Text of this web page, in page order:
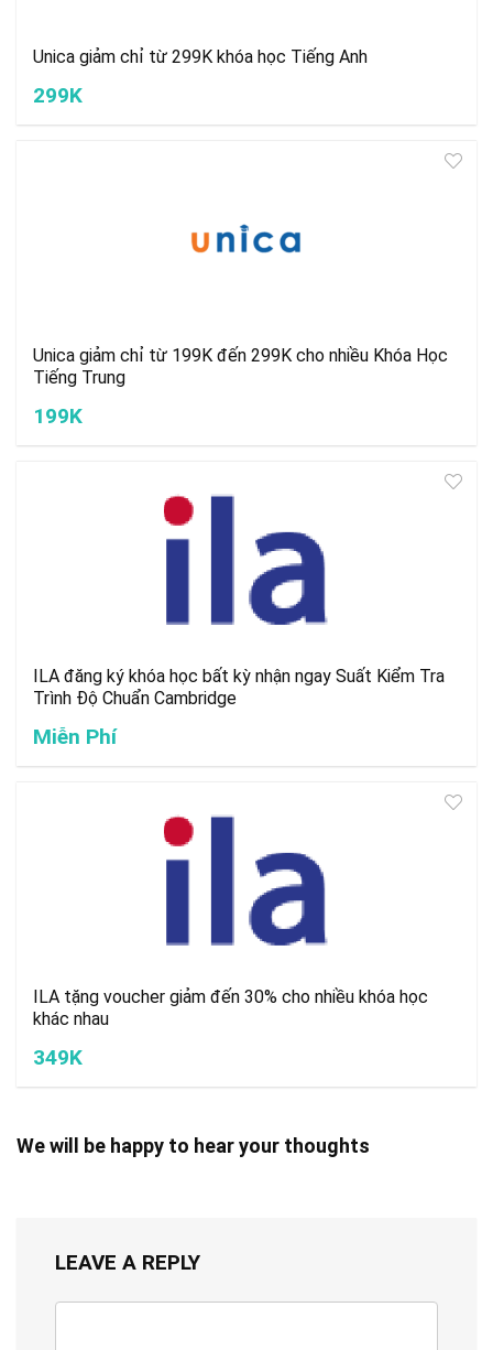
Unica giảm chỉ từ 299K khóa học Tiếng Anh
299K
Unica giảm chỉ từ 199K đến 299K cho nhiều Khóa Học
Tiếng Trung
199K
ILA đăng ký khóa học bất kỳ nhận ngay Suất Kiểm Tra
Trình Độ Chuẩn Cambridge
Miễn Phí
ILA tặng voucher giảm đến 30% cho nhiều khóa học
khác nhau
349K
We will be happy to hear your thoughts
LEAVE A REPLY